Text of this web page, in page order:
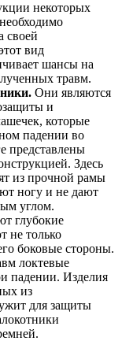
некоторых
своей
вид
шансы на
травм.
Они являются
и
которые
падении во
представлены
Здесь
из прочной рамы
ногу и не дают
углом.
глубокие
не только
боковые стороны.
локтевые
падении. Изделия
из
для защиты